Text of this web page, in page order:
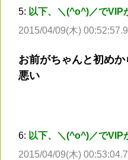
5: 以下、＼(^o^)／でVIP
2015/04/09(木)
お前がちゃんと初め
悪い
6: 以下、＼(^o^)／でVIP
2015/04/09(木)